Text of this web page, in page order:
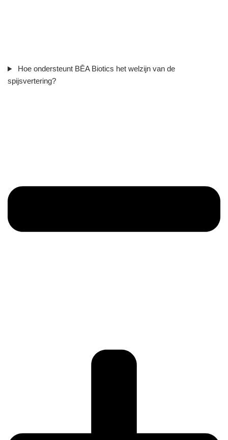
Hoe ondersteunt BĒA Biotics het welzijn van de
spijsvertering?